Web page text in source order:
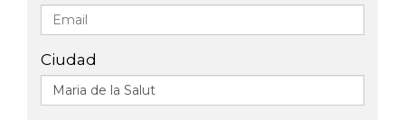
Ciudad